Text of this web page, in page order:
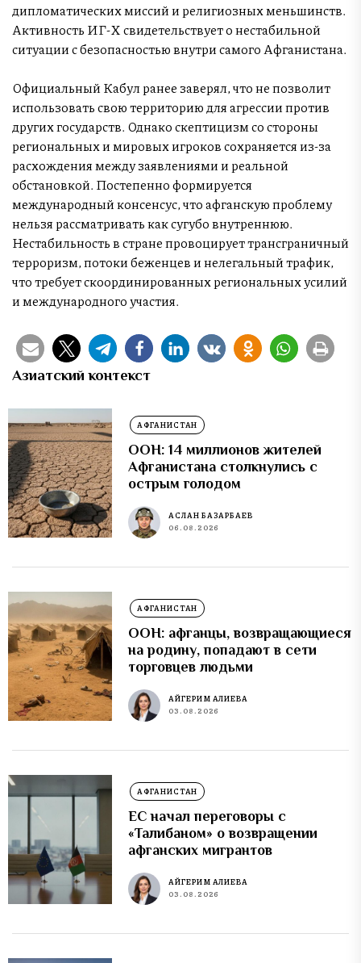
дипломатических миссий и религиозных меньшинств.
Активность ИГ-Х свидетельствует о нестабильной
ситуации с безопасностью внутри самого Афганистана.
Официальный Кабул ранее заверял, что не позволит
использовать свою территорию для агрессии против
других государств. Однако скептицизм со стороны
региональных и мировых игроков сохраняется из-за
расхождения между заявлениями и реальной
обстановкой. Постепенно формируется
международный консенсус, что афганскую проблему
нельзя рассматривать как сугубо внутреннюю.
Нестабильность в стране провоцирует трансграничный
терроризм, потоки беженцев и нелегальный трафик,
что требует скоординированных региональных усилий
и международного участия.
Азиатский контекст
АФГАНИСТАН
ООН: 14 миллионов жителей
Афганистана столкнулись с
острым голодом
АСЛАН БАЗАРБАЕВ
06.08.2026
АФГАНИСТАН
ООН: афганцы, возвращающиеся
на родину, попадают в сети
торговцев людьми
АЙГЕРИМ АЛИЕВА
03.08.2026
АФГАНИСТАН
ЕС начал переговоры с
«Талибаном» о возвращении
афганских мигрантов
АЙГЕРИМ АЛИЕВА
03.08.2026